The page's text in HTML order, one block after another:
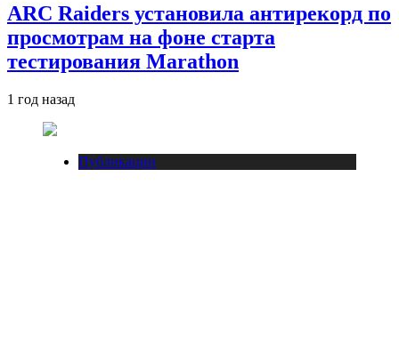
ARC Raiders установила антирекорд по
просмотрам на фоне старта
тестирования Marathon
1 год назад
Публикации